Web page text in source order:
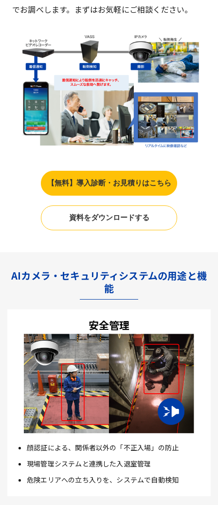
でお調べします。まずはお気軽にご相談ください。
【無料】導入診断・お見積りはこちら
資料をダウンロードする
AIカメラ・セキュリティシステムの用途と機
能
安全管理
顔認証による、関係者以外の「不正入場」の防止
現場管理システムと連携した入退室管理
危険エリアへの立ち入りを、システムで自動検知